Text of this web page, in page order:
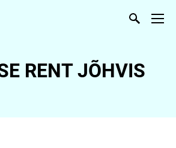
RENT JÕHVIS